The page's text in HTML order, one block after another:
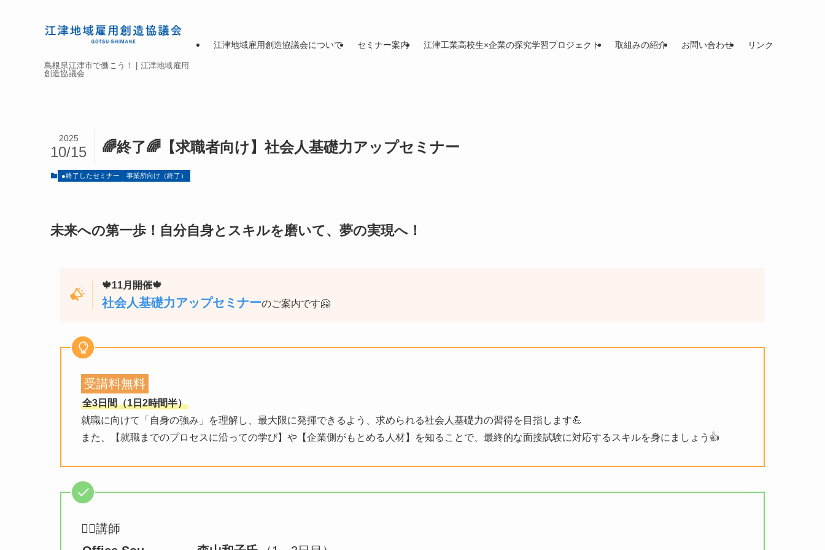
島根県江津市で働こう！ | 江津地域雇用
創造協議会
江津地域雇用創造協議会について セミナー案内 江津工業高校生×企業の探究学習プロジェクト 取組みの紹介 お問い合わせ リンク
🌈終了🌈【求職者向け】社会人基礎力アップセミナー
2025
10/15
●終了したセミナー 事業所向け（終了）
未来への第一歩！自分自身とスキルを磨いて、夢の実現へ！
🍁11月開催🍁
社会人基礎力アップセミナーのご案内です🤗
受講料無料
全3日間（1日2時間半）
就職に向けて「自身の強み」を理解し、最大限に発揮できるよう、求められる社会人基礎力の習得を目指します💪
また、【就職までのプロセスに沿っての学び】や【企業側がもとめる人材】を知ることで、最終的な面接試験に対応するスキルを身にましょう👍
💁‍♀️講師